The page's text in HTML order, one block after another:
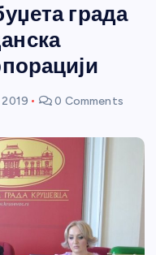
града
2019 0 Comments